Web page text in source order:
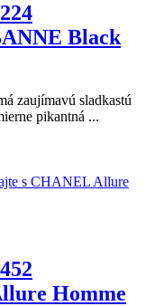
Black
zaujímavú sladkastú
pikantná ...
Homme